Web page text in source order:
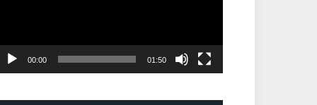
00:00 01:50